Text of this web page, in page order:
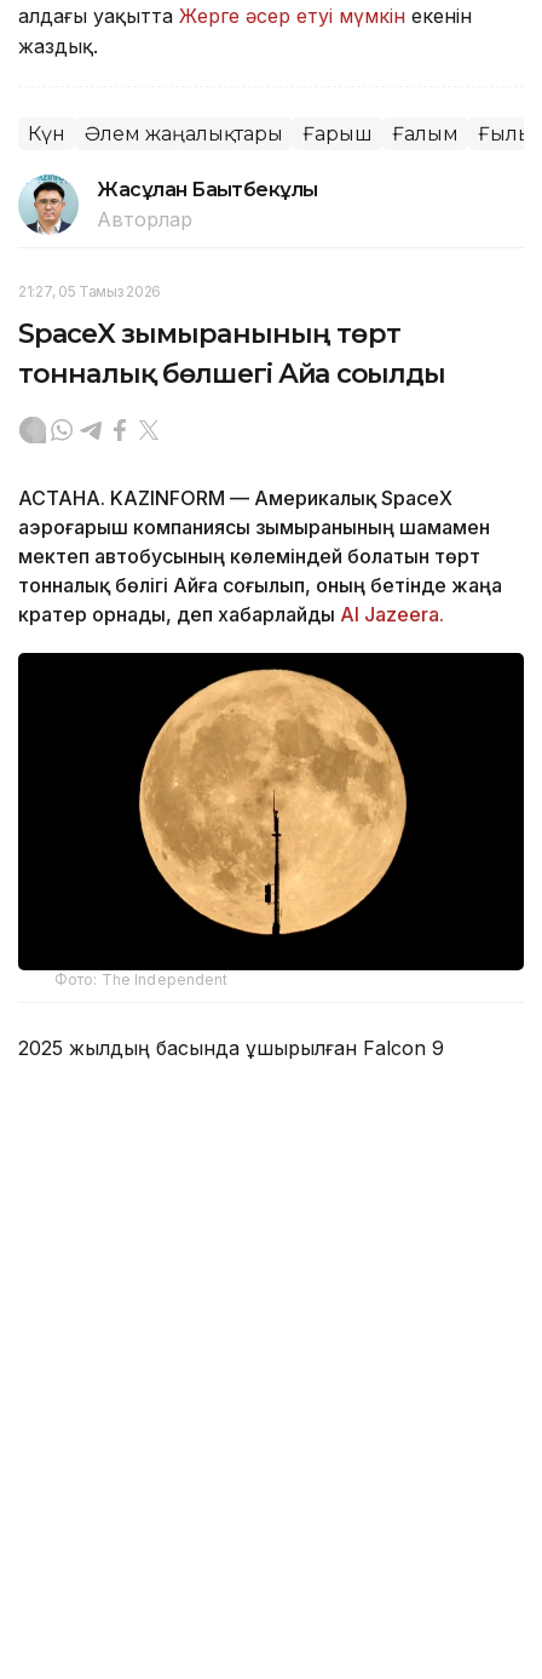
алдағы уақытта Жерге әсер етуі мүмкін екенін
жаздық.
Күн Әлем жаңалықтары Ғарыш Ғалым
Жасұлан Бақытбекұлы
Авторлар
21:27, 05 Тамыз 2026
SpaceX зымыранының төрт
тонналық бөлшегі Айға соғылды
АСТАНА. KAZINFORM — Америкалық SpaceX
аэроғарыш компаниясы зымыранының шамамен
мектеп автобусының көлеміндей болатын төрт
тонналық бөлігі Айға соғылып, оның бетінде жаңа
кратер орнады, деп хабарлайды Al Jazeera.
Фото: The Independent
2025 жылдың басында ұшырылған Falcon 9